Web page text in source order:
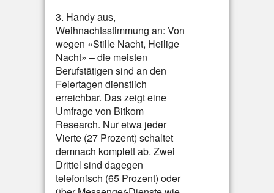
3. Handy aus,
Weihnachtsstimmung an: Von
wegen «Stille Nacht, Heilige
Nacht» – die meisten
Berufstätigen sind an den
Feiertagen dienstlich
erreichbar. Das zeigt eine
Umfrage von Bitkom
Research. Nur etwa jeder
Vierte (27 Prozent) schaltet
demnach komplett ab. Zwei
Drittel sind dagegen
telefonisch (65 Prozent) oder